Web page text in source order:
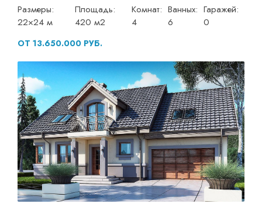
Размеры:
22×24 м
Площадь:
420 м2
Комнат:
4
Ванных:
6
Гаражей:
0
ОТ 13.650.000 РУБ.